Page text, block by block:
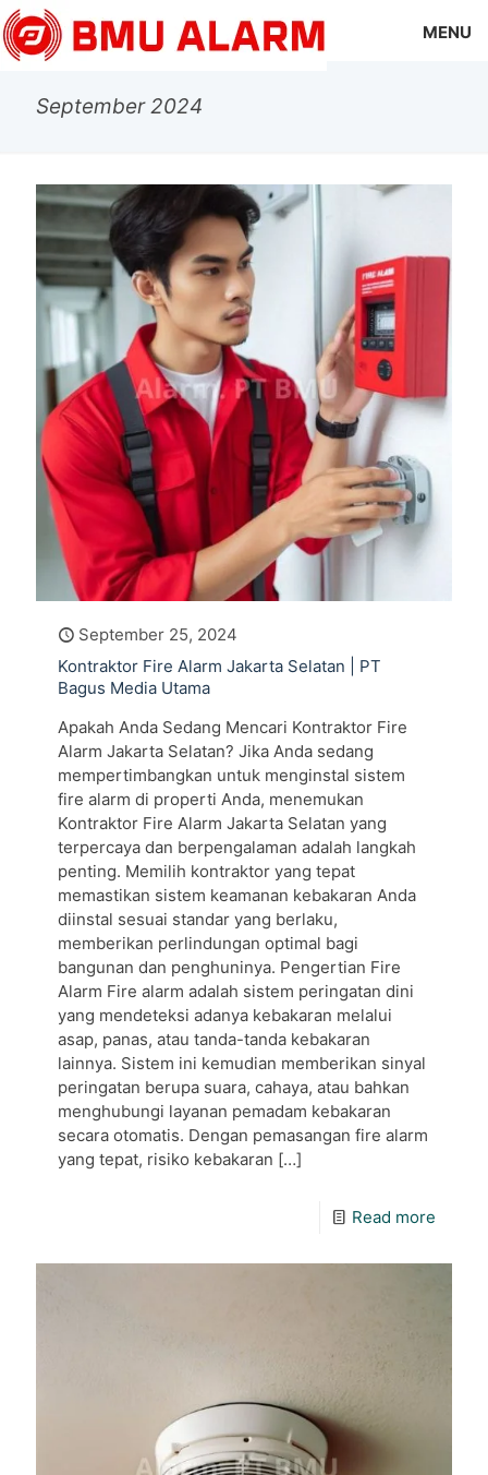
MENU
September 2024
September 25, 2024
Kontraktor Fire Alarm Jakarta Selatan | PT
Bagus Media Utama
Apakah Anda Sedang Mencari Kontraktor Fire
Alarm Jakarta Selatan? Jika Anda sedang
mempertimbangkan untuk menginstal sistem
fire alarm di properti Anda, menemukan
Kontraktor Fire Alarm Jakarta Selatan yang
terpercaya dan berpengalaman adalah langkah
penting. Memilih kontraktor yang tepat
memastikan sistem keamanan kebakaran Anda
diinstal sesuai standar yang berlaku,
memberikan perlindungan optimal bagi
bangunan dan penghuninya. Pengertian Fire
Alarm Fire alarm adalah sistem peringatan dini
yang mendeteksi adanya kebakaran melalui
asap, panas, atau tanda-tanda kebakaran
lainnya. Sistem ini kemudian memberikan sinyal
peringatan berupa suara, cahaya, atau bahkan
menghubungi layanan pemadam kebakaran
secara otomatis. Dengan pemasangan fire alarm
yang tepat, risiko kebakaran […]
Read more